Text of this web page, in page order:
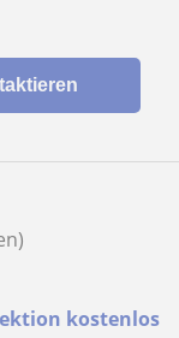
kostenlos